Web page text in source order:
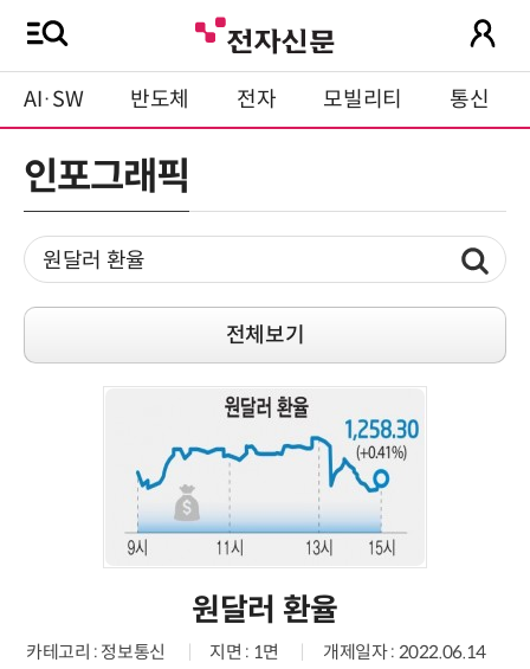
AI·SW 반도체 전자 모빌리티 통신
인포그래픽
전체보기
원달러 환율
카테고리 : 정보통신 지면 : 1면
개제일자 : 2022.06.14